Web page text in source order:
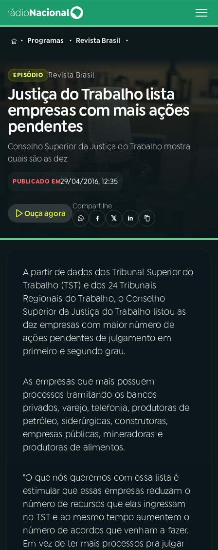
MENU
Buscar
na
Rádio
Nacional
Buscar
AO VIVO
INÍCIO
A RÁDIO
03PROGRAMAÇÃO
04PROGRAMAS
PODCASTS
06VIDEOCASTS
08 FESTIVAL DE MÚSICA
ACOMPANHE A RÁDIO NACIONAL
Instagram X
TikTok
Programas Revista Brasil
EPISÓDIO Revista Brasil
Justiça do Trabalho lista
empresas com mais ações
pendentes
Conselho Superior da Justiça do Trabalho mostra
quais são as dez
PUBLICADO EM29/04/2016, 12:35
Ouça agora
Compartilhe
A partir de dados dos Tribunal Superior do
Trabalho (TST) e dos 24 Tribunais
Regionais do Trabalho, o Conselho
Superior da Justiça do Trabalho listou as
dez empresas com maior número de
ações pendentes de julgamento em
primeiro e segundo grau.
As empresas que mais possuem
processos tramitando os bancos
privados, varejo, telefonia, produtoras de
petróleo, siderúrgicas, construtoras,
empresas públicas, mineradoras e
produtoras de alimentos.
"O que nós queremos com essa lista é
estimular que essas empresas reduzam o
número de recursos que elas ingressam
no TST e ao mesmo tempo aumentem o
número de acordos que venham a fazer.
Em vez de ter mais processos pra julgar